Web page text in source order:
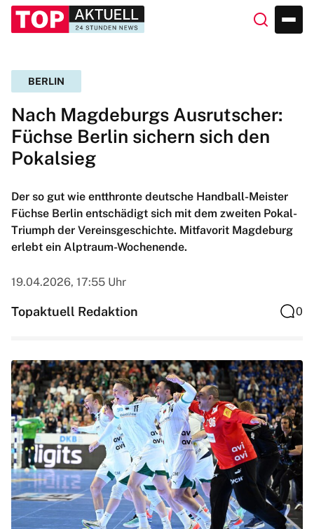
BERLIN
Nach Magdeburgs Ausrutscher:
Füchse Berlin sichern sich den
Pokalsieg
Der so gut wie entthronte deutsche Handball-Meister
Füchse Berlin entschädigt sich mit dem zweiten Pokal-
Triumph der Vereinsgeschichte. Mitfavorit Magdeburg
erlebt ein Alptraum-Wochenende.
19.04.2026, 17:55 Uhr
Topaktuell Redaktion 0